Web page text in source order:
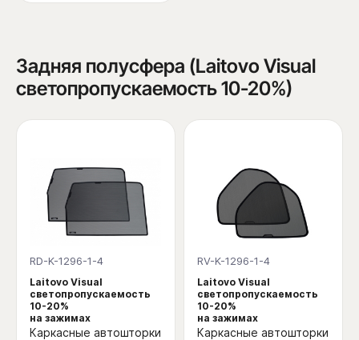
Задняя полусфера (Laitovo Visual
светопропускаемость 10-20%)
RD-K-1296-1-4
Laitovo Visual
светопропускаемость
10-20%
на зажимах
Каркасные автошторки
RV-K-1296-1-4
Laitovo Visual
светопропускаемость
10-20%
на зажимах
Каркасные автошторки